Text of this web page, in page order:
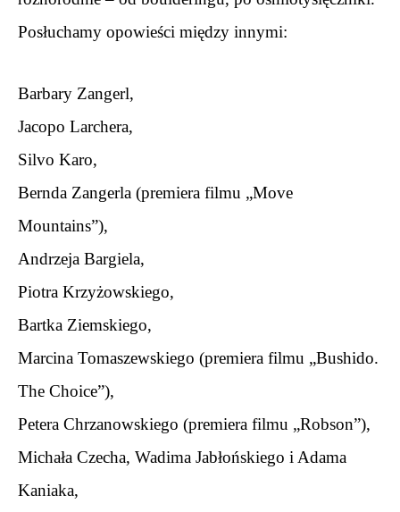
Posłuchamy opowieści między innymi:
Barbary Zangerl,
Jacopo Larchera,
Silvo Karo,
Bernda Zangerla (premiera filmu „Move
Mountains”),
Andrzeja Bargiela,
Piotra Krzyżowskiego,
Bartka Ziemskiego,
Marcina Tomaszewskiego (premiera filmu „Bushido.
The Choice”),
Petera Chrzanowskiego (premiera filmu „Robson”),
Michała Czecha, Wadima Jabłońskiego i Adama
Kaniaka,